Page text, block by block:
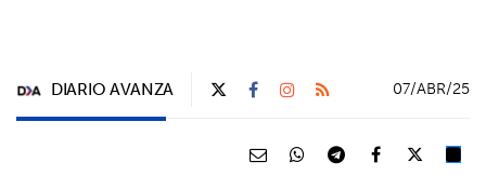
DIARIO AVANZA 07/ABR/25